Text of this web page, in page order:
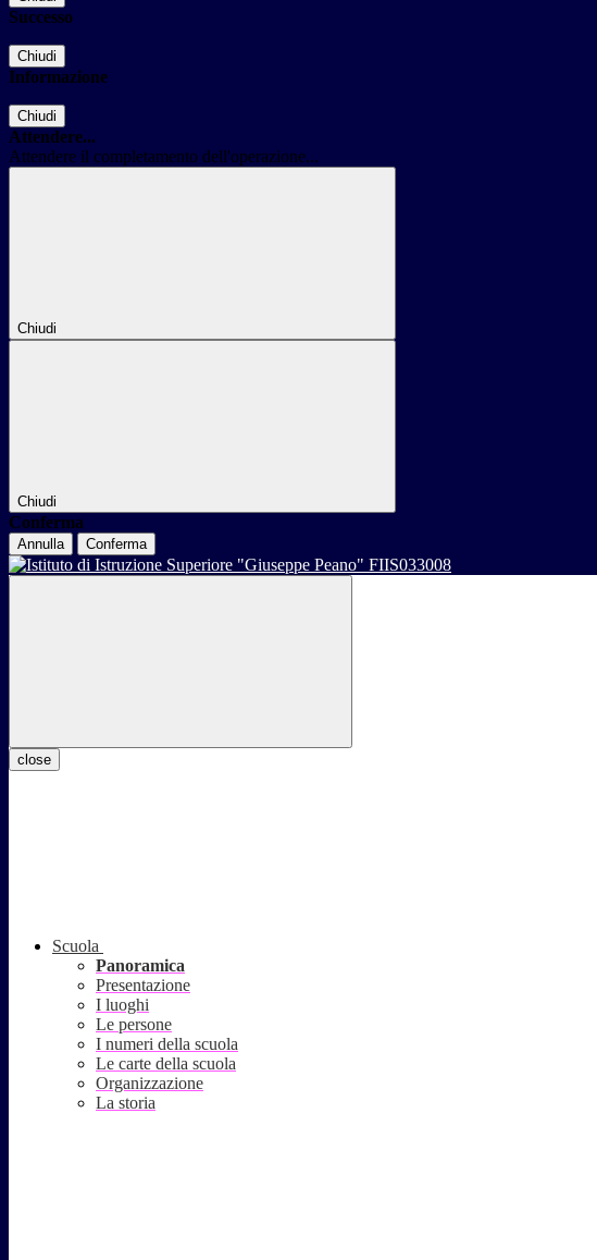
Successo
Chiudi
Informazione
Chiudi
Attendere...
Attendere il completamento dell'operazione...
Chiudi
Chiudi
Conferma
Annulla Conferma
close
Scuola
Panoramica
Presentazione
I luoghi
Le persone
I numeri della scuola
Le carte della scuola
Organizzazione
La storia